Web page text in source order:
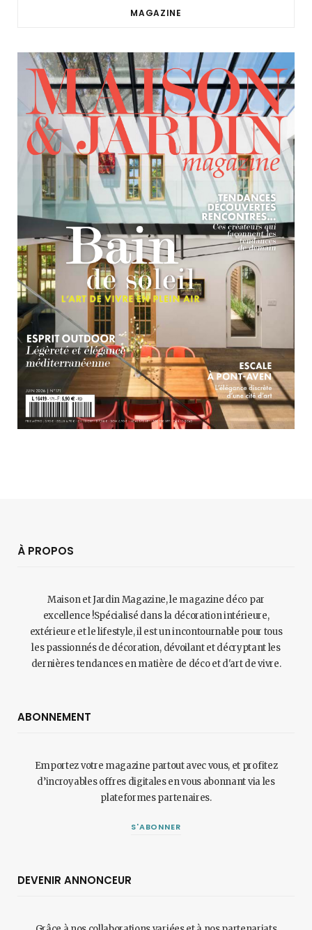
MAGAZINE
À PROPOS
Maison et Jardin Magazine, le magazine déco par
excellence !Spécialisé dans la décoration intérieure,
extérieure et le lifestyle, il est un incontournable pour tous
les passionnés de décoration, dévoilant et décryptant les
dernières tendances en matière de déco et d'art de vivre.
ABONNEMENT
Emportez votre magazine partout avec vous, et profitez
d’incroyables offres digitales en vous abonnant via les
plateformes partenaires.
S'ABONNER
DEVENIR ANNONCEUR